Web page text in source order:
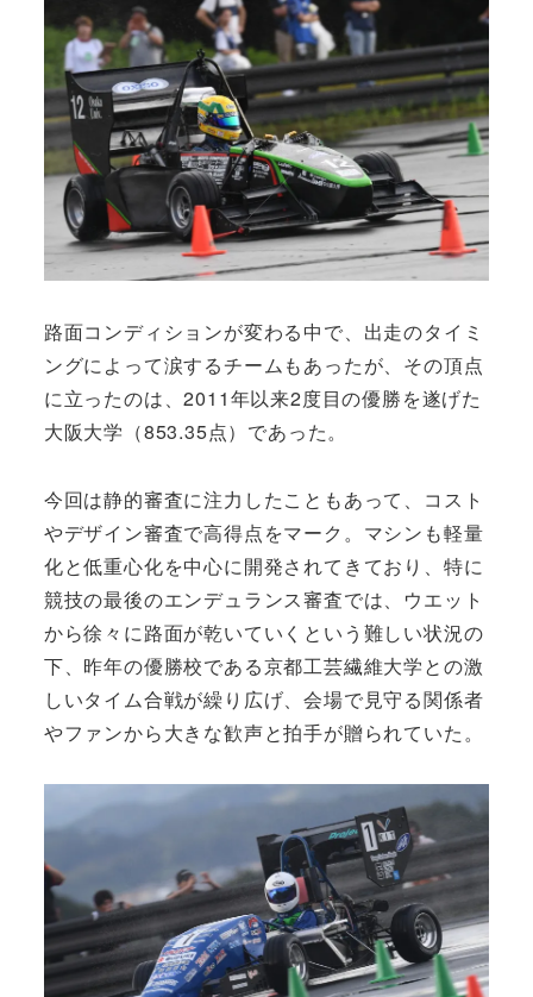
路面コンディションが変わる中で、出走のタイミ
ングによって涙するチームもあったが、その頂点
に立ったのは、2011年以来2度目の優勝を遂げた
大阪大学（853.35点）であった。
今回は静的審査に注力したこともあって、コスト
やデザイン審査で高得点をマーク。マシンも軽量
化と低重心化を中心に開発されてきており、特に
競技の最後のエンデュランス審査では、ウエット
から徐々に路面が乾いていくという難しい状況の
下、昨年の優勝校である京都工芸繊維大学との激
しいタイム合戦が繰り広げ、会場で見守る関係者
やファンから大きな歓声と拍手が贈られていた。